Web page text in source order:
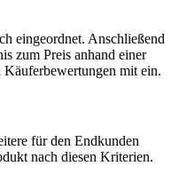
eingeordnet. Anschließend
zum Preis anhand einer
mit ein.
für den Endkunden
nach diesen Kriterien.